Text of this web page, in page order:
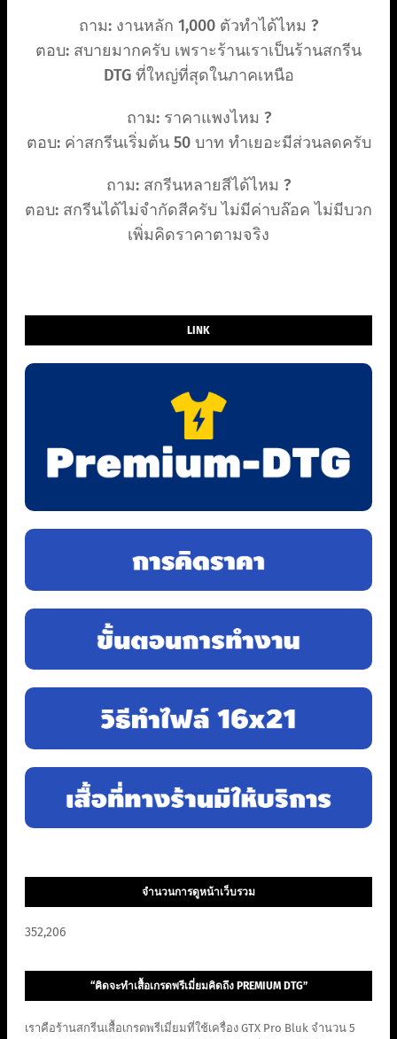
ถาม: งานหลัก 1,000 ตัวทำได้ไหม ?
ตอบ: สบายมากครับ เพราะร้านเราเป็นร้านสกรีน
DTG ที่ใหญ่ที่สุดในภาคเหนือ
ถาม: ราคาแพงไหม ?
ตอบ: ค่าสกรีนเริ่มต้น 50 บาท ทำเยอะมีส่วนลดครับ
ถาม: สกรีนหลายสีได้ไหม ?
ตอบ: สกรีนได้ไม่จำกัดสีครับ ไม่มีค่าบล๊อค ไม่มีบวก
เพิ่มคิดราคาตามจริง
LINK
จำนวนการดูหน้าเว็บรวม
352,206
“คิดจะทำเสื้อเกรดพรีเมี่ยมคิดถึง PREMIUM DTG”
เราคือร้านสกรีนเสื้อเกรดพรีเมี่ยมที่ใช้เครื่อง GTX Pro Bluk จำนวน 5